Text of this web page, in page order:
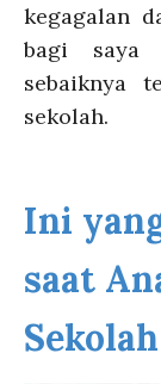
kegagalan
bagi
sebaiknya
sekolah.
Ini
saat
Sekolah